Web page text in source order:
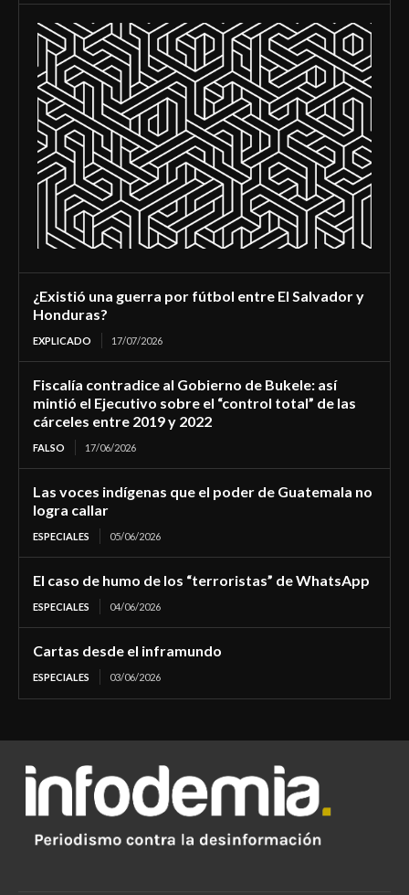
¿Existió una guerra por fútbol entre El Salvador y
Honduras?
EXPLICADO 17/07/2026
Fiscalía contradice al Gobierno de Bukele: así
mintió el Ejecutivo sobre el “control total” de las
cárceles entre 2019 y 2022
FALSO 17/06/2026
Las voces indígenas que el poder de Guatemala no
logra callar
ESPECIALES 05/06/2026
El caso de humo de los “terroristas” de WhatsApp
ESPECIALES 04/06/2026
Cartas desde el inframundo
ESPECIALES 03/06/2026